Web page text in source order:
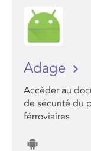
Adage
Accèder au
de sécurité du
férroviaires